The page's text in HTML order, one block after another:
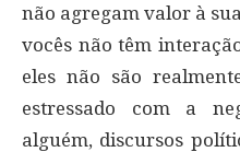
não agregam valor à
vocês não têm
eles não são
estressado com a
alguém, discursos